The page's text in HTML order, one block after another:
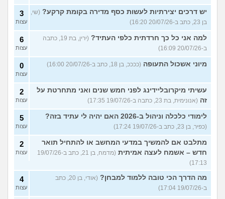
יש דרכים יצירתיות לעשות כסף מדירה בקומת קרקע? (שי,
בן 23, כתב ב-20/07/26 16:20)
3
עצות
למה אני כל כך חרדתית כלפי העתיד?
(ירין, בת 19, כתבה
ב-20/07/26 16:09)
6
עצות
מיוני אשכול התעופה (ככככ, בן 18, כתב ב-20/07/26 16:00) 0
עצות
עשיתי מיקרובליידינג לפני חמש שנים ואני מתחרטת על
זה (אנונימית, בת 23, כתבה ב-19/07/26 17:35)
2
עצות
לימודי כלכלה וניהול ב-2026 האם יהיה לי עתיד בזה?
(כפיר, בן 23, כתב ב-19/07/26 17:24)
5
עצות
מתלבט אם להמשיך במדעי המחשב או להתחיל תואר
חדש – אשמח לעצה אמיתית
(מדמח, בן 21, כתב ב-19/07/26
17:13)
2
עצות
מה הדרך הכי טובה ללמוד למבחן?
(אודי, בן 20, כתב
ב-19/07/26 17:04)
4
עצות